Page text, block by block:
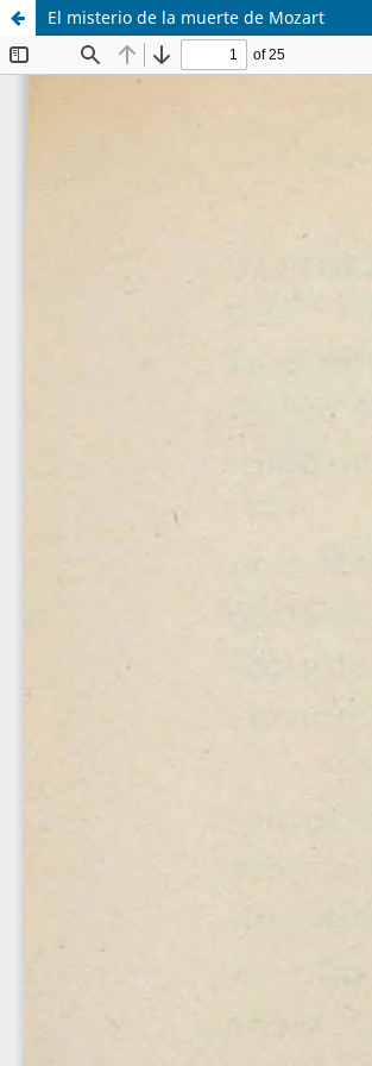
El misterio de la muerte de Mozart